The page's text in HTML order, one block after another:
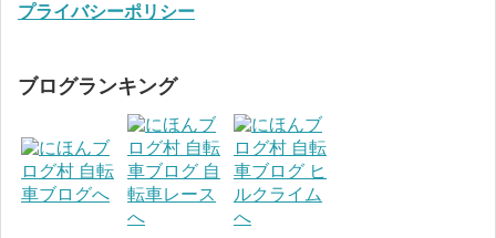
プライバシーポリシー
ブログランキング